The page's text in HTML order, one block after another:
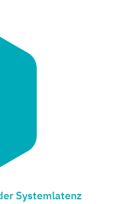
Systemlatenz